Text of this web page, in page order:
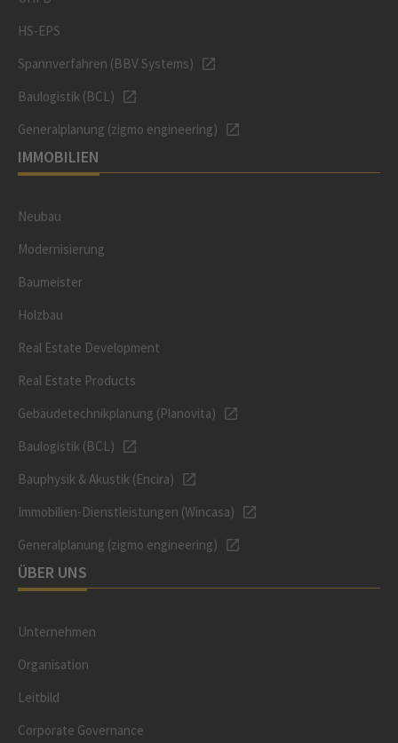
HS-EPS
Spannverfahren (BBV Systems)
Baulogistik (BCL)
Generalplanung (zigmo engineering)
IMMOBILIEN
Neubau
Modernisierung
Baumeister
Holzbau
Real Estate Development
Real Estate Products
Gebäudetechnikplanung (Planovita)
Baulogistik (BCL)
Bauphysik & Akustik (Encira)
Immobilien-Dienstleistungen (Wincasa)
Generalplanung (zigmo engineering)
ÜBER UNS
Unternehmen
Organisation
Leitbild
Corporate Governance